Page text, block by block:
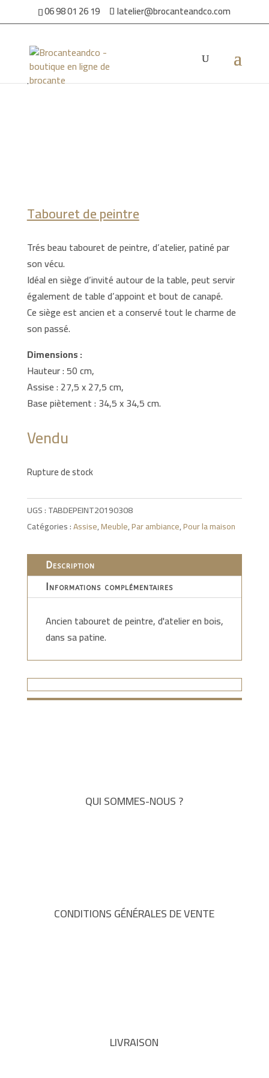
06 98 01 26 19 latelier@brocanteandco.com
Accueil/Par ambiance/
/ Tabouret de
peintre
Tabouret de peintre
Trés beau tabouret de peintre, d’atelier, patiné par
son vécu.
Idéal en siège d’invité autour de la table, peut servir
également de table d’appoint et bout de canapé.
Ce siège est ancien et a conservé tout le charme de
son passé.
Dimensions :
Hauteur : 50 cm,
Assise : 27,5 x 27,5 cm,
Base piètement : 34,5 x 34,5 cm.
Vendu
Rupture de stock
UGS :TABDEPEINT20190308
Catégories :Assise,Meuble,Par ambiance,Pour la maison
Description
Informations complémentaires
Ancien tabouret de peintre, d'atelier en bois,
dans sa patine.
QUI SOMMES-NOUS ?
CONDITIONS GÉNÉRALES DE VENTE
LIVRAISON